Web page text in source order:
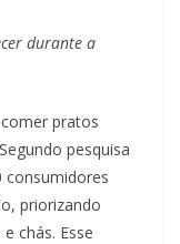
durante a
pratos
pesquisa
consumidores
priorizando
chás. Esse